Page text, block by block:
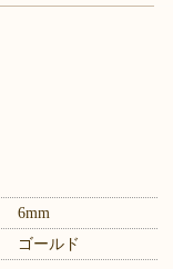
6mm
ゴールド